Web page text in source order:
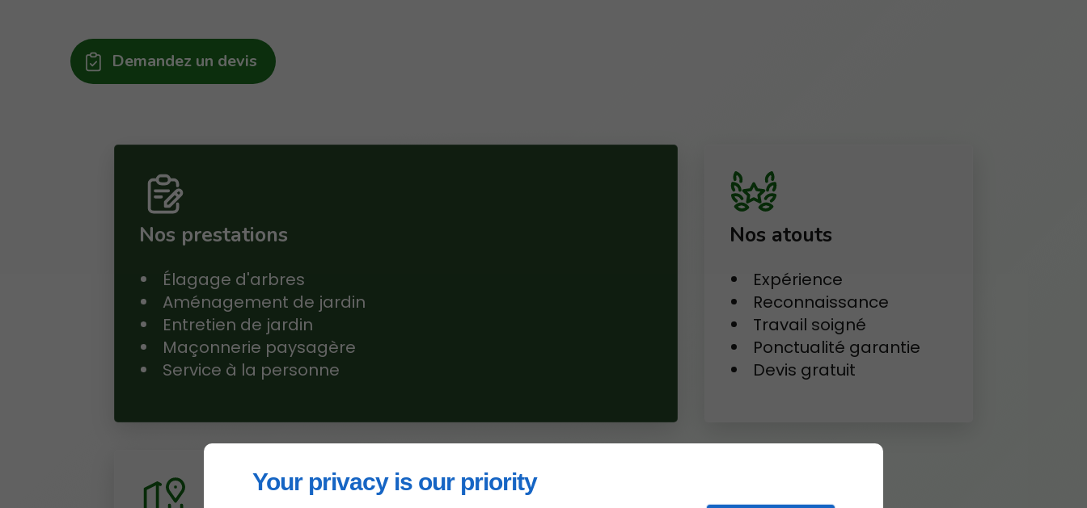
Your privacy is our priority
Demandez un devis
Nos prestations
Élagage d'arbres
Aménagement de jardin
Entretien de jardin
Maçonnerie paysagère
Service à la personne
Nos atouts
Expérience
Reconnaissance
Travail soigné
Ponctualité garantie
Devis gratuit